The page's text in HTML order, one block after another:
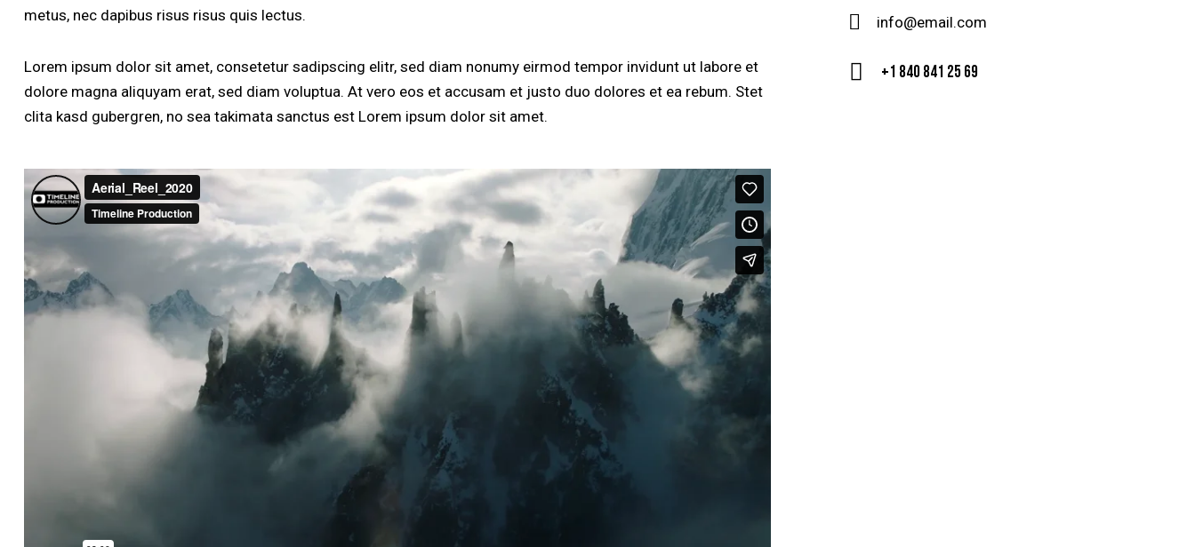
metus, nec dapibus risus risus quis lectus.
Lorem ipsum dolor sit amet, consetetur sadipscing elitr, sed diam nonumy eirmod tempor invidunt ut labore et
dolore magna aliquyam erat, sed diam voluptua. At vero eos et accusam et justo duo dolores et ea rebum. Stet
clita kasd gubergren, no sea takimata sanctus est Lorem ipsum dolor sit amet.
info@email.com
+1 840 841 25 69